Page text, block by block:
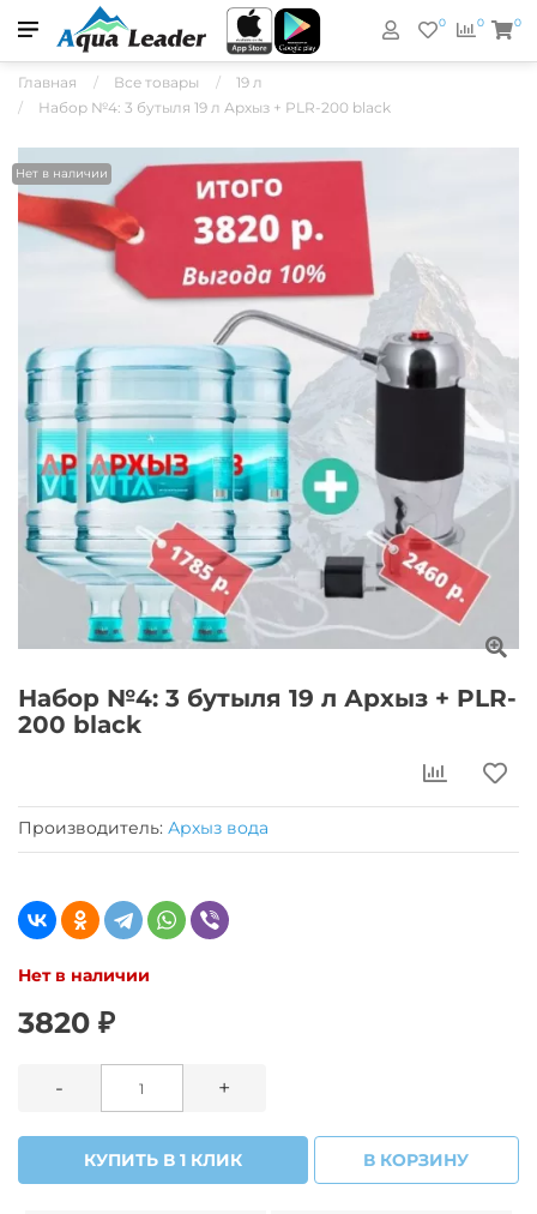
0
0 0
Главная Все товары
19 л
Набор №4: 3 бутыля 19 л Архыз + PLR-200 black
Нет в наличии
Набор №4: 3 бутыля 19 л Архыз + PLR-
200 black
Производитель: Архыз вода
Нет в наличии
3820 ₽
- +
КУПИТЬ В 1 КЛИК В КОРЗИНУ